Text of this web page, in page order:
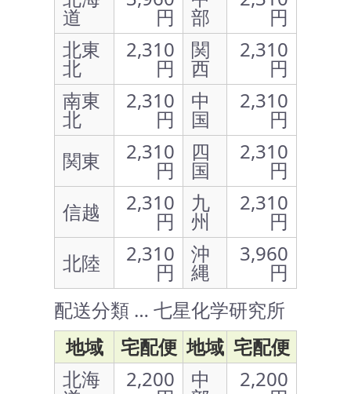
道 円 部
円
北東
北
2,310
円
関
西
2,310
円
南東
北
2,310
円
中
国
2,310
円
関東
2,310
円
四
国
2,310
円
信越
2,310
円
九
州
2,310
円
北陸
2,310
円
沖
縄
3,960
円
配送分類 … 七星化学研究所
地域
宅配便 地域 宅配便
北海
2,200 中 2,200